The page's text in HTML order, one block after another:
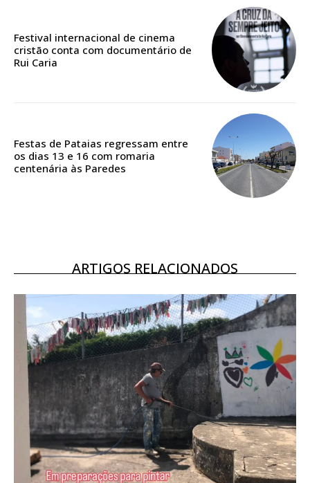
Edição em papel entregue à Quinta-feira em sua
Acesso ao conteúdo online
Acesso aos conteúdos Exclusivos para
16€
12 meses
Acesso ao conteúdo online
Acesso aos conteúdos Exclusivos para
assinantes
Ofertas para assinatura anual
Escolha o plano
Festival internacional de cinema
cristão conta com documentário de
Rui Caria
Festas de Pataias regressam entre
os dias 13 e 16 com romaria
centenária às Paredes
ARTIGOS RELACIONADOS